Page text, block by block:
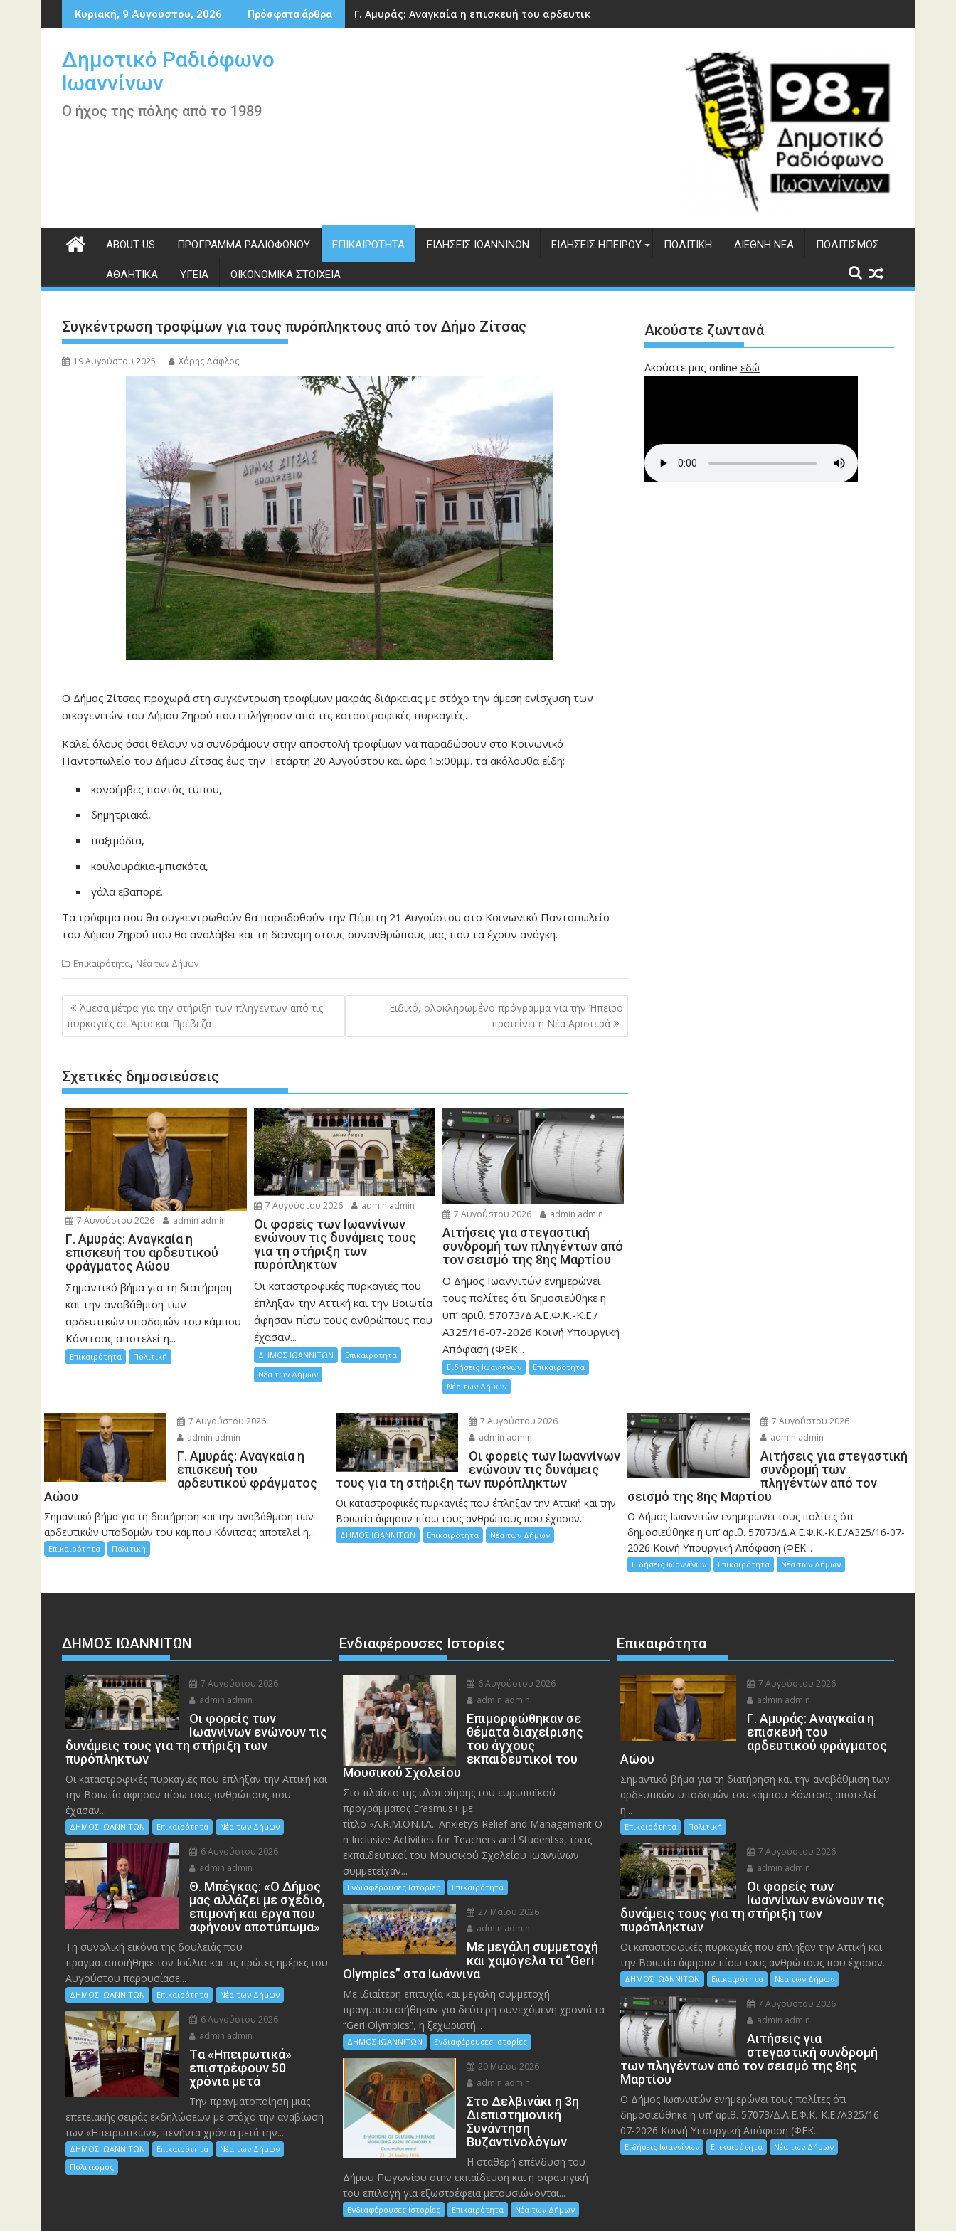
Περάστε
στο
Κυριακή, 9 Αυγούστου, 2026 Πρόσφατα άρθρα Γ. Αμυράς: Αναγκαία η επισκευή του αρδευτικού φράγματος Αώου
Δημοτικό Ραδιόφωνο
Ιωαννίνων
Ο ήχος της πόλης από το 1989
ABOUT US ΠΡΌΓΡΑΜΜΑ ΡΑΔΙΟΦΏΝΟΥ ΕΠΙΚΑΙΡΌΤΗΤΑ ΕΙΔΉΣΕΙΣ ΙΩΑΝΝΊΝΩΝ ΕΙΔΉΣΕΙΣ ΗΠΕΊΡΟΥ ΠΟΛΙΤΙΚΉ ΔΙΕΘΝΉ ΝΈΑ ΠΟΛΙΤΙΣΜΌΣ
ΑΘΛΗΤΙΚΆ ΥΓΕΊΑ ΟΙΚΟΝΟΜΙΚΆ ΣΤΟΙΧΕΊΑ
Συγκέντρωση τροφίμων για τους πυρόπληκτους από τον Δήμο Ζίτσας
19 Αυγούστου 2025 Χάρης Δάφλος
Ο Δήμος Ζίτσας προχωρά στη συγκέντρωση τροφίμων μακράς διάρκειας με στόχο την άμεση ενίσχυση των
οικογενειών του Δήμου Ζηρού που επλήγησαν από τις καταστροφικές πυρκαγιές.
Καλεί όλους όσοι θέλουν να συνδράμουν στην αποστολή τροφίμων να παραδώσουν στο Κοινωνικό
Παντοπωλείο του Δήμου Ζίτσας έως την Τετάρτη 20 Αυγούστου και ώρα 15:00μ.μ. τα ακόλουθα είδη:
κονσέρβες παντός τύπου,
δημητριακά,
παξιμάδια,
κουλουράκια-μπισκότα,
γάλα εβαπορέ.
Τα τρόφιμα που θα συγκεντρωθούν θα παραδοθούν την Πέμπτη 21 Αυγούστου στο Κοινωνικό Παντοπωλείο
του Δήμου Ζηρού που θα αναλάβει και τη διανομή στους συνανθρώπους μας που τα έχουν ανάγκη.
Επικαιρότητα, Νέα των Δήμων
Πλοήγηση
άρθρων
Άμεσα μέτρα για την στήριξη των πληγέντων από τις
πυρκαγιές σε Άρτα και Πρέβεζα
Ειδικό, ολοκληρωμένο πρόγραμμα για την Ήπειρο
προτείνει η Νέα Αριστερά
Σχετικές δημοσιεύσεις
7 Αυγούστου 2026 admin admin
Γ. Αμυράς: Αναγκαία η
επισκευή του αρδευτικού
φράγματος Αώου
Σημαντικό βήμα για τη διατήρηση
και την αναβάθμιση των
αρδευτικών υποδομών του κάμπου
Κόνιτσας αποτελεί η...
Επικαιρότητα Πολιτική
7 Αυγούστου 2026 admin admin
Οι φορείς των Ιωαννίνων
ενώνουν τις δυνάμεις τους
για τη στήριξη των
πυρόπληκτων
Οι καταστροφικές πυρκαγιές που
έπληξαν την Αττική και την Bοιωτία
άφησαν πίσω τους ανθρώπους που
έχασαν...
ΔΗΜΟΣ ΙΩΑΝΝΙΤΩΝ
Επικαιρότητα
Νέα των Δήμων
7 Αυγούστου 2026 admin admin
Αιτήσεις για στεγαστική
συνδρομή των πληγέντων από
τον σεισμό της 8ης Μαρτίου
Ο Δήμος Ιωαννιτών ενημερώνει
τους πολίτες ότι δημοσιεύθηκε η
υπ’ αριθ. 57073/Δ.Α.Ε.Φ.Κ.-Κ.Ε./
Α325/16-07-2026 Κοινή Υπουργική
Απόφαση (ΦΕΚ...
Ειδήσεις Ιωαννίνων
Επικαιρότητα
Νέα των Δήμων
Ακούστε ζωντανά
Ακούστε μας online εδώ
7 Αυγούστου 2026
admin admin
Γ. Αμυράς: Αναγκαία η
επισκευή του
αρδευτικού φράγματος
Αώου
Σημαντικό βήμα για τη διατήρηση και την αναβάθμιση των
αρδευτικών υποδομών του κάμπου Κόνιτσας αποτελεί η...
Επικαιρότητα Πολιτική
7 Αυγούστου 2026
admin admin
Οι φορείς των Ιωαννίνων
ενώνουν τις δυνάμεις
τους για τη στήριξη των πυρόπληκτων
Οι καταστροφικές πυρκαγιές που έπληξαν την Αττική και την
Bοιωτία άφησαν πίσω τους ανθρώπους που έχασαν...
ΔΗΜΟΣ ΙΩΑΝΝΙΤΩΝ Επικαιρότητα Νέα των Δήμων
7 Αυγούστου 2026
admin admin
Αιτήσεις για στεγαστική
συνδρομή των
πληγέντων από τον
σεισμό της 8ης Μαρτίου
Ο Δήμος Ιωαννιτών ενημερώνει τους πολίτες ότι
δημοσιεύθηκε η υπ’ αριθ. 57073/Δ.Α.Ε.Φ.Κ.-Κ.Ε./Α325/16-07-
2026 Κοινή Υπουργική Απόφαση (ΦΕΚ...
Ειδήσεις Ιωαννίνων Επικαιρότητα Νέα των Δήμων
ΔΗΜΟΣ ΙΩΑΝΝΙΤΩΝ
7 Αυγούστου 2026
admin admin
Οι φορείς των
Ιωαννίνων ενώνουν τις
δυνάμεις τους για τη στήριξη των
πυρόπληκτων
Οι καταστροφικές πυρκαγιές που έπληξαν την Αττική και
την Bοιωτία άφησαν πίσω τους ανθρώπους που
έχασαν...
ΔΗΜΟΣ ΙΩΑΝΝΙΤΩΝ Επικαιρότητα Νέα των Δήμων
6 Αυγούστου 2026
admin admin
Θ. Μπέγκας: «Ο Δήμος
μας αλλάζει με σχέδιο,
επιμονή και έργα που
αφήνουν αποτύπωμα»
Τη συνολική εικόνα της δουλειάς που
πραγματοποιήθηκε τον Ιούλιο και τις πρώτες ημέρες του
Αυγούστου παρουσίασε...
ΔΗΜΟΣ ΙΩΑΝΝΙΤΩΝ Επικαιρότητα Νέα των Δήμων
6 Αυγούστου 2026
admin admin
Tα «Ηπειρωτικά»
επιστρέφουν 50
χρόνια μετά
Την πραγματοποίηση μιας
επετειακής σειράς εκδηλώσεων με στόχο την αναβίωση
των «Ηπειρωτικών», πενήντα χρόνια μετά την...
ΔΗΜΟΣ ΙΩΑΝΝΙΤΩΝ Επικαιρότητα
Νέα των Δήμων
Πολιτισμός
Ενδιαφέρουσες Ιστορίες
6 Αυγούστου 2026
admin admin
Eπιμορφώθηκαν σε
θέματα διαχείρισης
του άγχους
εκπαιδευτικοί του
Μουσικού Σχολείου
Στο πλαίσιο της υλοποίησης του ευρωπαϊκού
προγράμματος Erasmus+ με
τίτλο «A.R.M.ON.I.A.: Anxiety’s Relief and Management O
n Inclusive Activities for Teachers and Students», τρεις
εκπαιδευτικοί του Μουσικού Σχολείου Ιωαννίνων
συμμετείχαν...
Ενδιαφέρουσες Ιστορίες Επικαιρότητα
27 Μαΐου 2026
admin admin
Με μεγάλη συμμετοχή
και χαμόγελα τα “Geri
Olympics” στα Ιωάννινα
Με ιδιαίτερη επιτυχία και μεγάλη συμμετοχή
πραγματοποιήθηκαν για δεύτερη συνεχόμενη χρονιά τα
“Geri Olympics”, η ξεχωριστή...
ΔΗΜΟΣ ΙΩΑΝΝΙΤΩΝ Ενδιαφέρουσες Ιστορίες
20 Μαΐου 2026
admin admin
Στο Δελβινάκι η 3η
Διεπιστημονική
Συνάντηση
Βυζαντινολόγων
Η σταθερή επένδυση του
Δήμου Πωγωνίου στην εκπαίδευση και η στρατηγική
του επιλογή για εξωστρέφεια μετουσιώνονται...
Ενδιαφέρουσες Ιστορίες Επικαιρότητα Νέα των Δήμων
Επικαιρότητα
7 Αυγούστου 2026
admin admin
Γ. Αμυράς: Αναγκαία η
επισκευή του
αρδευτικού φράγματος
Αώου
Σημαντικό βήμα για τη διατήρηση και την αναβάθμιση των
αρδευτικών υποδομών του κάμπου Κόνιτσας αποτελεί
η...
Επικαιρότητα Πολιτική
7 Αυγούστου 2026
admin admin
Οι φορείς των
Ιωαννίνων ενώνουν τις
δυνάμεις τους για τη στήριξη των
πυρόπληκτων
Οι καταστροφικές πυρκαγιές που έπληξαν την Αττική και
την Bοιωτία άφησαν πίσω τους ανθρώπους που έχασαν...
ΔΗΜΟΣ ΙΩΑΝΝΙΤΩΝ Επικαιρότητα Νέα των Δήμων
7 Αυγούστου 2026
admin admin
Αιτήσεις για
στεγαστική συνδρομή
των πληγέντων από τον σεισμό της 8ης
Μαρτίου
Ο Δήμος Ιωαννιτών ενημερώνει τους πολίτες ότι
δημοσιεύθηκε η υπ’ αριθ. 57073/Δ.Α.Ε.Φ.Κ.-Κ.Ε./Α325/16-
07-2026 Κοινή Υπουργική Απόφαση (ΦΕΚ...
Ειδήσεις Ιωαννίνων Επικαιρότητα Νέα των Δήμων